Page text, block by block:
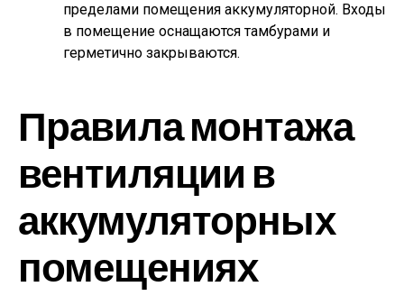
пределами помещения аккумуляторной. Входы
в помещение оснащаются тамбурами и
герметично закрываются.
Правила монтажа
вентиляции в
аккумуляторных
помещениях